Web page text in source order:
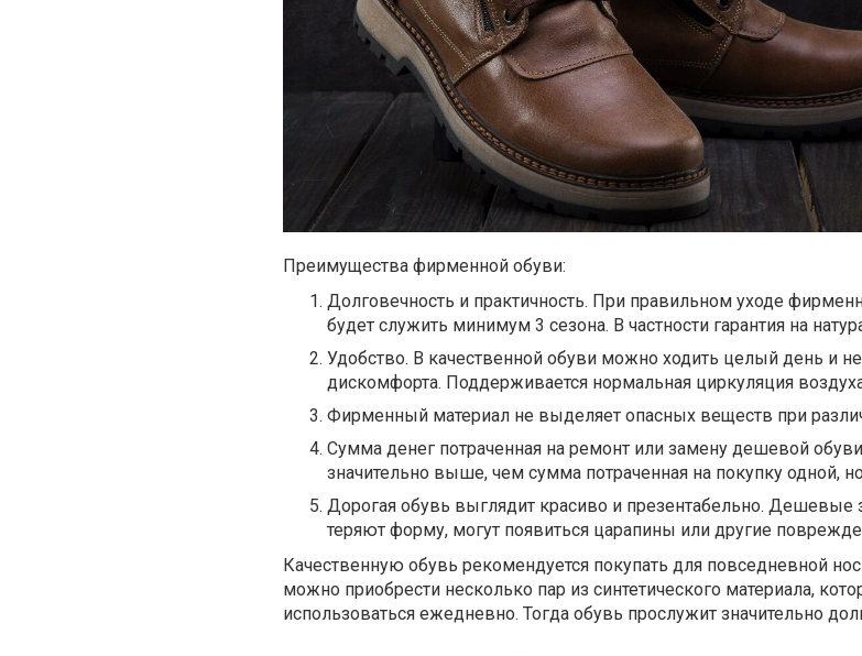
Преимущества фирменной обуви:
Долговечность и практичность. При правильном уходе
будет служить минимум 3 сезона. В частности гарантия на
Удобство. В качественной обуви можно ходить целый день и
дискомфорта. Поддерживается нормальная циркуляция
Фирменный материал не выделяет опасных веществ при
Сумма денег потраченная на ремонт или замену дешевой
значительно выше, чем сумма потраченная на покупку одной,
Дорогая обувь выглядит красиво и презентабельно. Дешевые
теряют форму, могут появиться царапины или другие
Качественную обувь рекомендуется покупать для повседневной
можно приобрести несколько пар из синтетического материала,
использоваться ежедневно. Тогда обувь прослужит значительно